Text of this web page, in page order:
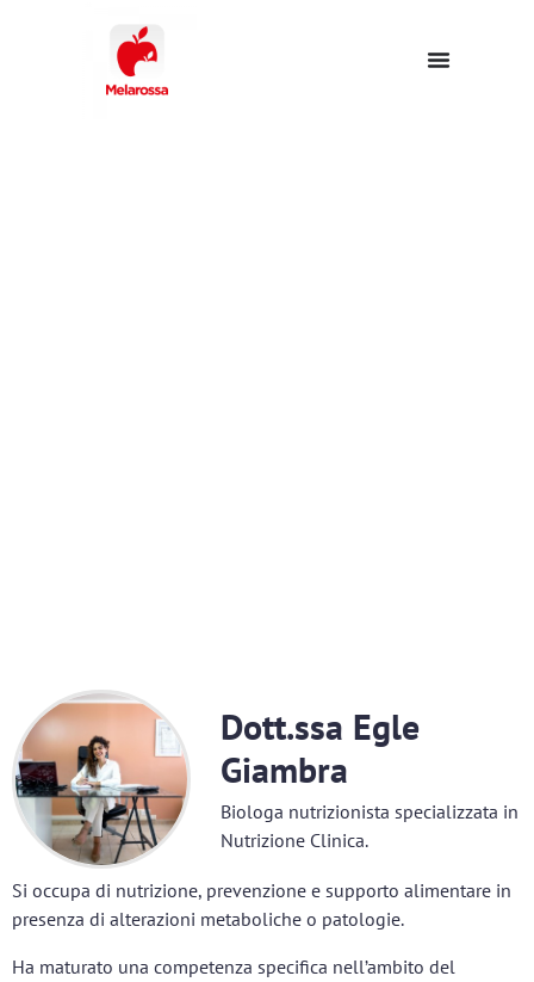
Dott.ssa Egle
Giambra
Biologa nutrizionista specializzata in
Nutrizione Clinica.
Si occupa di nutrizione, prevenzione e supporto alimentare in
presenza di alterazioni metaboliche o patologie.
Ha maturato una competenza specifica nell’ambito del